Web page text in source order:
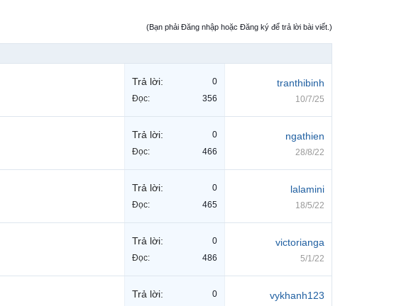
(Bạn phải Đăng nhập hoặc Đăng ký để trả lời bài viết.)
Trả lời:
0
Đọc:
356
tranthibinh
10/7/25
Trả lời:
0
Đọc:
466
ngathien
28/8/22
Trả lời:
0
Đọc:
465
lalamini
18/5/22
Trả lời:
0
Đọc:
486
victorianga
5/1/22
Trả lời: 0 vykhanh123